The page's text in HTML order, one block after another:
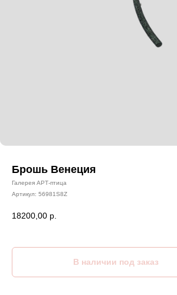
Брошь Венеция
Галерея АРТ-птица
Артикул: 56981S8Z
18200,00 р.